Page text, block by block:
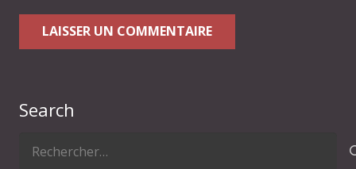
LAISSER UN COMMENTAIRE
Search
Rechercher :